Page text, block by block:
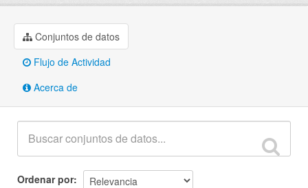
Conjuntos de datos
Flujo de Actividad
Acerca de
Ordenar por